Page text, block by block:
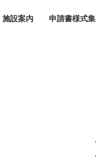
施設案内 申請書様式集